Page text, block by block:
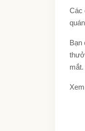
Các
Bạn
mắt.